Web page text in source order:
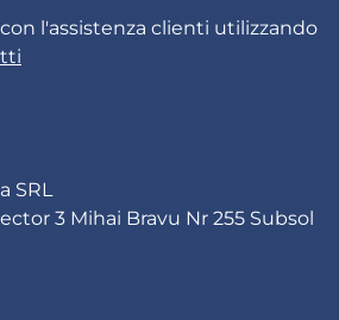
l'assistenza clienti utilizzando
SRL
3 Mihai Bravu Nr 255 Subsol